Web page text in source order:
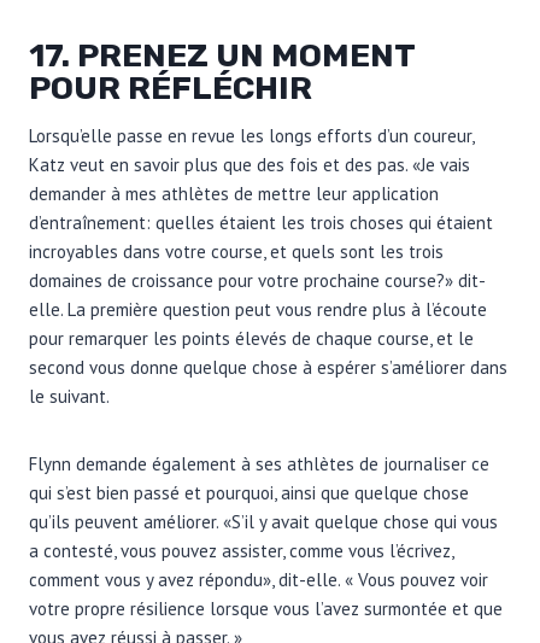
17. PRENEZ UN MOMENT
POUR RÉFLÉCHIR
Lorsqu’elle passe en revue les longs efforts d’un coureur,
Katz veut en savoir plus que des fois et des pas. «Je vais
demander à mes athlètes de mettre leur application
d’entraînement: quelles étaient les trois choses qui étaient
incroyables dans votre course, et quels sont les trois
domaines de croissance pour votre prochaine course?» dit-
elle. La première question peut vous rendre plus à l’écoute
pour remarquer les points élevés de chaque course, et le
second vous donne quelque chose à espérer s’améliorer dans
le suivant.
Flynn demande également à ses athlètes de journaliser ce
qui s’est bien passé et pourquoi, ainsi que quelque chose
qu’ils peuvent améliorer. «S’il y avait quelque chose qui vous
a contesté, vous pouvez assister, comme vous l’écrivez,
comment vous y avez répondu», dit-elle. « Vous pouvez voir
votre propre résilience lorsque vous l’avez surmontée et que
vous avez réussi à passer. »